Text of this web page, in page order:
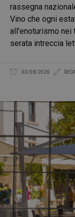
rassegna
Vino che ogni
all'enoturismo nei
serata intreccia
03/08/2026